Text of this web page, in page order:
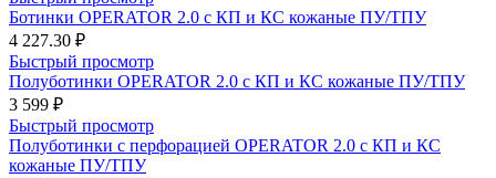
Ботинки OPERATOR 2.0 с КП и КС кожаные ПУ/ТПУ
4 227.30 ₽
Быстрый просмотр
Полуботинки OPERATOR 2.0 с КП и КС кожаные ПУ/ТПУ
3 599 ₽
Быстрый просмотр
Полуботинки с перфорацией OPERATOR 2.0 с КП и КС
кожаные ПУ/ТПУ